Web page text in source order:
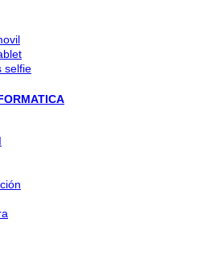
selfie